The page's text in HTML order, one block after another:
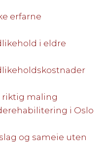
erfarne
i eldre
riktig maling
i Oslo
og sameie uten